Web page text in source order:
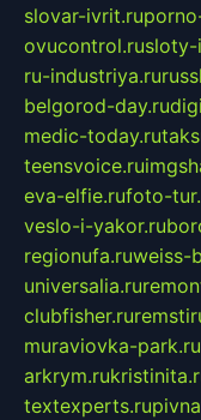
slovar-ivrit.ru
ovucontrol.ru
ru-industriya.ru
belgorod-day.ru
medic-today.ru
teensvoice.ru
eva-elfie.rufoto-
veslo-i-yakor.ru
regionufa.ruweiss-
universalia.ru
clubfisher.ru
muraviovka-park.ru
arkrym.ru
textexperts.ru